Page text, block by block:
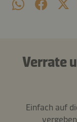
Verrate
Einfach auf